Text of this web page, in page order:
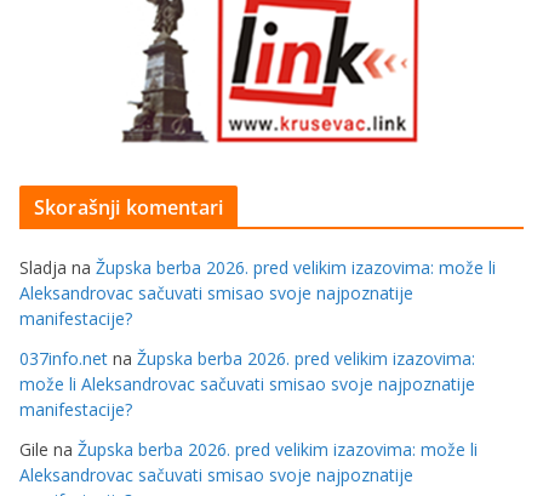
Skorašnji komentari
Sladja na Župska berba 2026. pred velikim izazovima: može li
Aleksandrovac sačuvati smisao svoje najpoznatije
manifestacije?
037info.net na Župska berba 2026. pred velikim izazovima:
može li Aleksandrovac sačuvati smisao svoje najpoznatije
manifestacije?
Gile na Župska berba 2026. pred velikim izazovima: može li
Aleksandrovac sačuvati smisao svoje najpoznatije